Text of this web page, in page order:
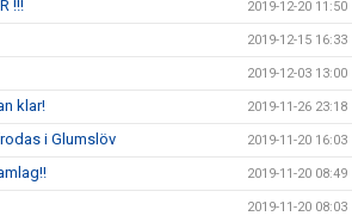
!!! 2019-12-20 11:50
2019-12-15 16:33
2019-12-03 13:00
klar! 2019-11-26 23:18
i Glumslöv 2019-11-20 16:03
2019-11-20 08:49
2019-11-20 08:03